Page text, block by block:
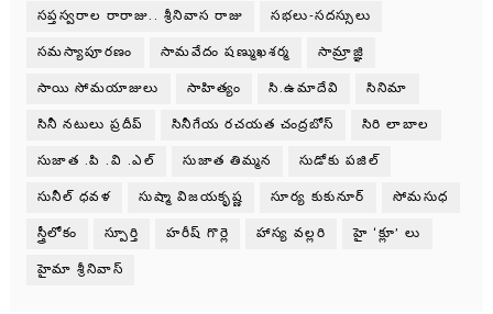
సప్తస్వరాల రారాజు.. శ్రీనివాస రాజు సభలు-సదస్సులు
సమస్యాపూరణం సామవేదం షణ్ముఖశర్మ సామ్రాజ్ఞి
సాయి సోమయాజులు సాహిత్యం సి.ఉమాదేవి సినిమా
సినీ నటులు ప్రదీప్ సినీగేయ రచయత చంద్రబోస్ సిరి లాబాల
సుజాత .పి .వి .ఎల్ సుజాత తిమ్మన సుడోకు పజిల్
సునీల్ ధవళ సుష్మా విజయకృష్ణ సూర్య కుకునూర్ సోమసుధ
స్త్రీలోకం స్పూర్తి హరీష్ గొర్లె హాస్య వల్లరి హై ‘క్లూ’ లు
హైమా శ్రీనివాస్